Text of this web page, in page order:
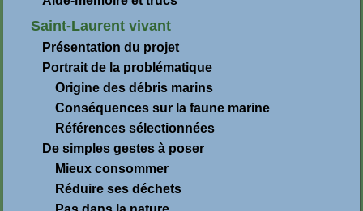
Saint-Laurent vivant
Présentation du projet
Portrait de la problématique
Origine des débris marins
Conséquences sur la faune marine
Références sélectionnées
De simples gestes à poser
Mieux consommer
Réduire ses déchets